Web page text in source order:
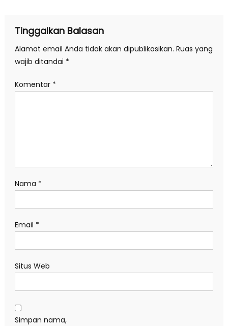
Tinggalkan Balasan
Alamat email Anda tidak akan dipublikasikan. Ruas yang
wajib ditandai *
Komentar *
Nama *
Email *
Situs Web
Simpan nama,